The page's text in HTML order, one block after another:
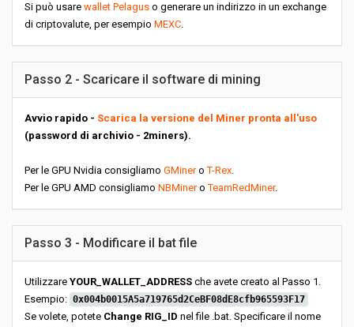
Si può usare wallet Pelagus o generare un indirizzo in un exchange
di criptovalute, per esempio MEXC.
Passo 2 - Scaricare il software di mining
Avvio rapido - Scarica la versione del Miner pronta all'uso
(password di archivio - 2miners).
Per le GPU Nvidia consigliamo GMineroT-Rex.
Per le GPU AMD consigliamo NBMineroTeamRedMiner.
Passo 3 - Modificare il bat file
Utilizzare YOUR_WALLET_ADDRESS che avete creato al Passo 1.
Esempio: 0x004b0015A5a719765d2CeBF08dE8cfb965593F17
Se volete, potete Change RIG_ID nel file .bat. Specificare il nome